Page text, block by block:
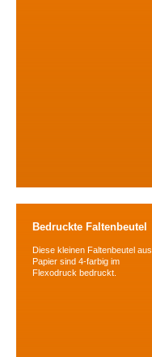
Bedruckte Faltenbeutel
Diese kleinen Faltenbeutel aus
Papier sind 4-farbig im
Flexodruck bedruckt.